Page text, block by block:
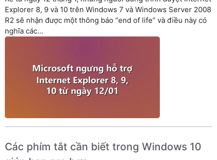
Explorer 8, 9 và 10 trên Windows 7 và Windows Server 2008
R2 sẽ nhận được một thông báo “end of life” và điều này có
nghĩa các...
Các phím tắt cần biết trong Windows 10